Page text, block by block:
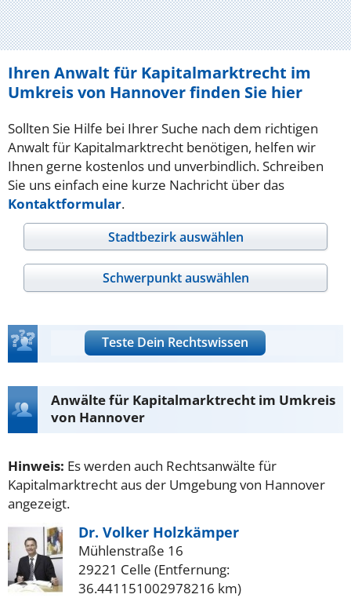
Ihren Anwalt für Kapitalmarktrecht im
Umkreis von Hannover finden Sie hier
Sollten Sie Hilfe bei Ihrer Suche nach dem richtigen
Anwalt für Kapitalmarktrecht benötigen, helfen wir
Ihnen gerne kostenlos und unverbindlich. Schreiben
Sie uns einfach eine kurze Nachricht über das
Kontaktformular.
Stadtbezirk auswählen
Schwerpunkt auswählen
Teste Dein Rechtswissen
Anwälte für Kapitalmarktrecht im Umkreis
von Hannover
Hinweis: Es werden auch Rechtsanwälte für
Kapitalmarktrecht aus der Umgebung von Hannover
angezeigt.
Dr. Volker Holzkämper
Mühlenstraße 16
29221 Celle (Entfernung:
36.441151002978216 km)